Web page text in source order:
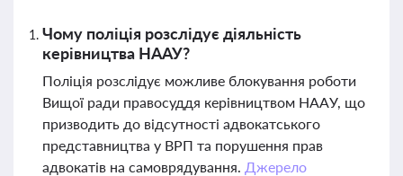
Чому поліція розслідує діяльність
керівництва НААУ?
Поліція розслідує можливе блокування роботи
Вищої ради правосуддя керівництвом НААУ, що
призводить до відсутності адвокатського
представництва у ВРП та порушення прав
адвокатів на самоврядування. Джерело